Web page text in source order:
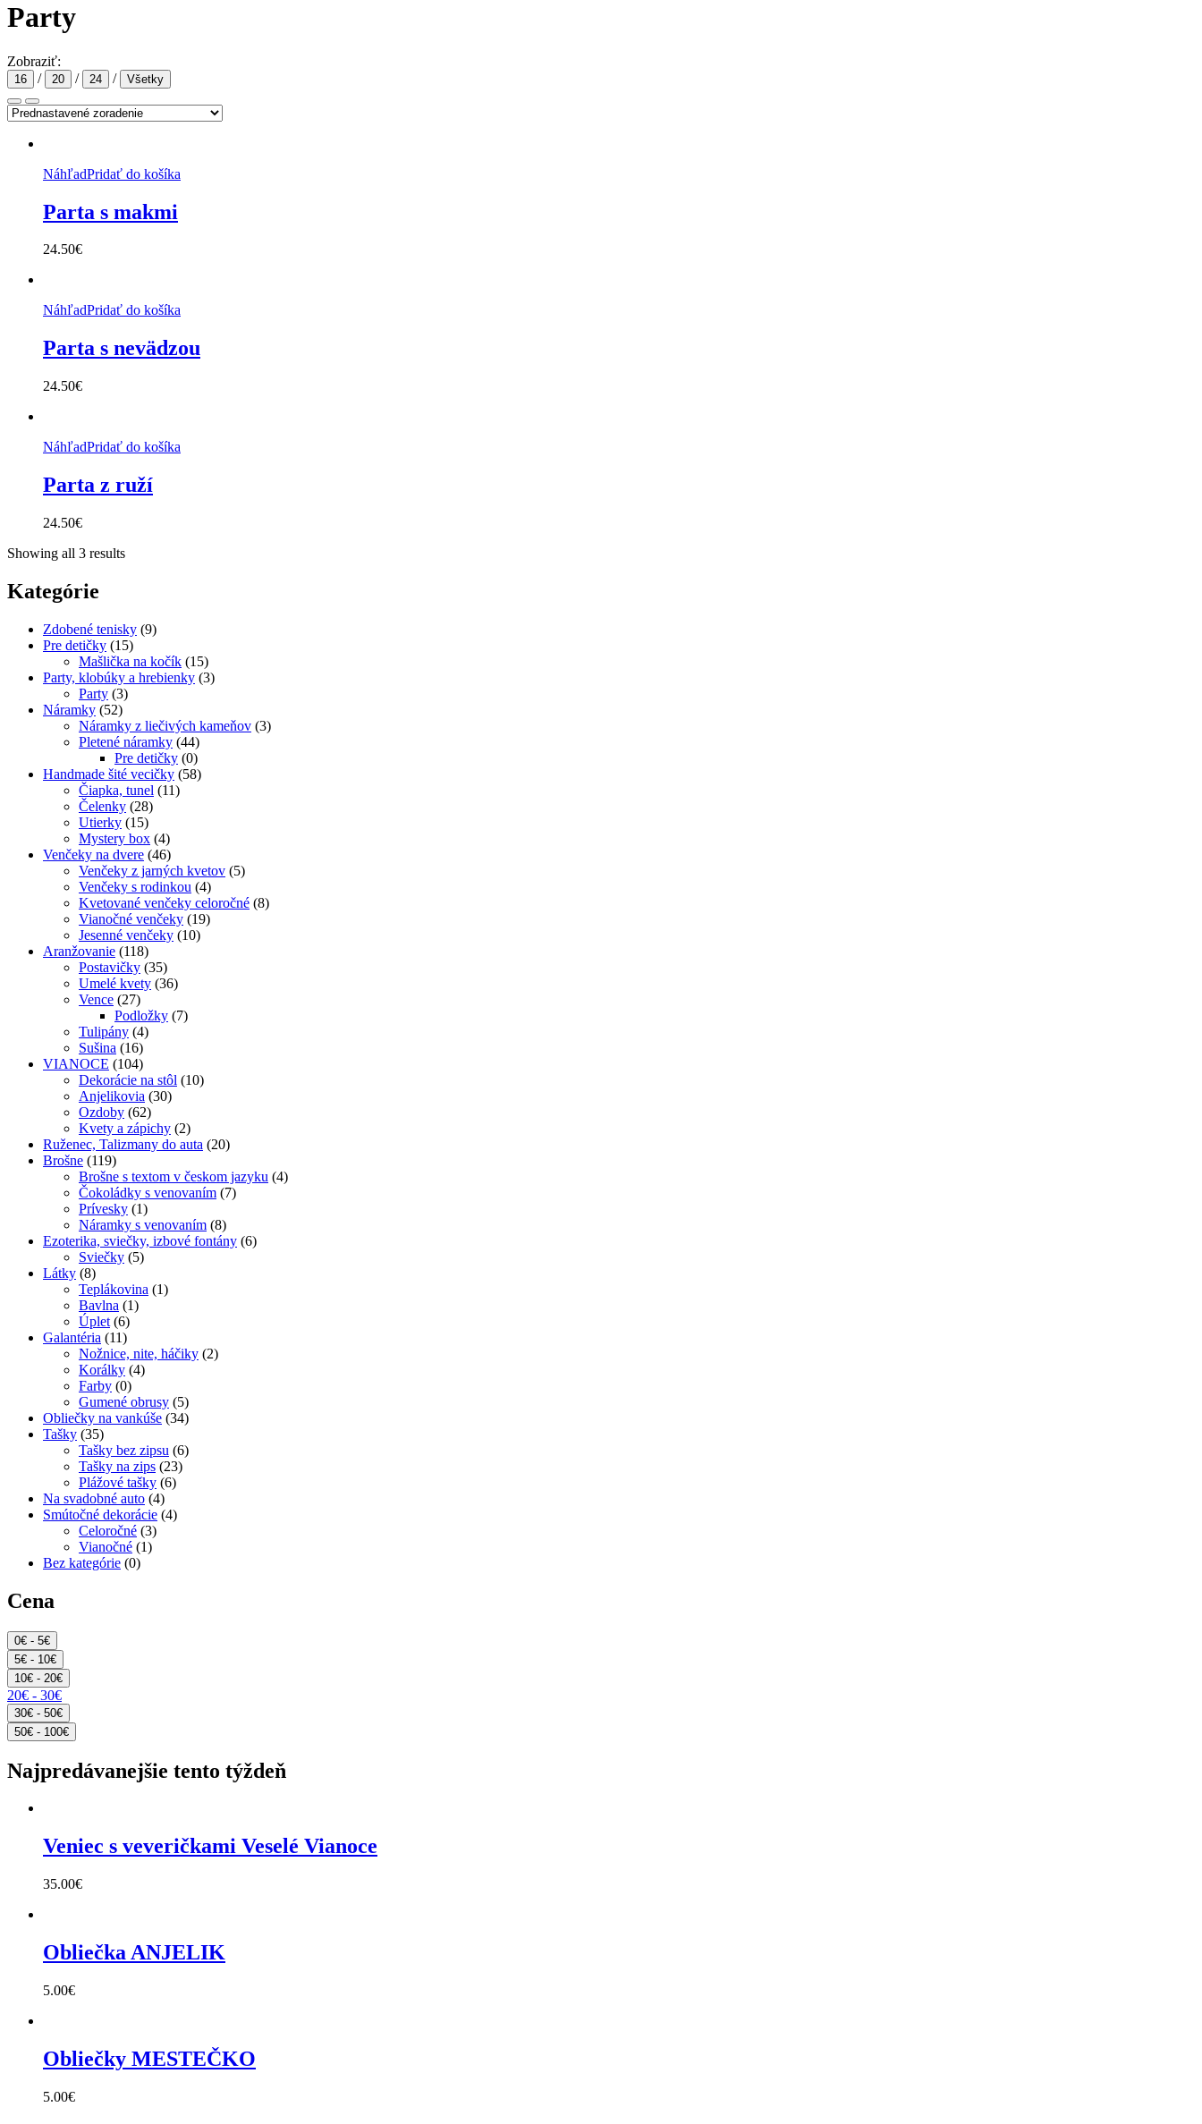
Party
Zobraziť:
16 / 20 / 24 / Všetky
NáhľadPridať do košíka
Parta s makmi
24.50€
NáhľadPridať do košíka
Parta s nevädzou
24.50€
NáhľadPridať do košíka
Parta z ruží
24.50€
Showing all 3 results
Kategórie
Zdobené tenisky (9)
Pre detičky (15)
Mašlička na kočík (15)
Party, klobúky a hrebienky (3)
Party (3)
Náramky (52)
Náramky z liečivých kameňov (3)
Pletené náramky (44)
Pre detičky (0)
Handmade šité vecičky (58)
Čiapka, tunel (11)
Čelenky (28)
Utierky (15)
Mystery box (4)
Venčeky na dvere (46)
Venčeky z jarných kvetov (5)
Venčeky s rodinkou (4)
Kvetované venčeky celoročné (8)
Vianočné venčeky (19)
Jesenné venčeky (10)
Aranžovanie (118)
Postavičky (35)
Umelé kvety (36)
Vence (27)
Podložky (7)
Tulipány (4)
Sušina (16)
VIANOCE (104)
Dekorácie na stôl (10)
Anjelikovia (30)
Ozdoby (62)
Kvety a zápichy (2)
Ruženec, Talizmany do auta (20)
Brošne (119)
Brošne s textom v českom jazyku (4)
Čokoládky s venovaním (7)
Prívesky (1)
Náramky s venovaním (8)
Ezoterika, sviečky, izbové fontány (6)
Sviečky (5)
Látky (8)
Teplákovina (1)
Bavlna (1)
Úplet (6)
Galantéria (11)
Nožnice, nite, háčiky (2)
Korálky (4)
Farby (0)
Gumené obrusy (5)
Obliečky na vankúše (34)
Tašky (35)
Tašky bez zipsu (6)
Tašky na zips (23)
Plážové tašky (6)
Na svadobné auto (4)
Smútočné dekorácie (4)
Celoročné (3)
Vianočné (1)
Bez kategórie (0)
Cena
0€ - 5€
5€ - 10€
10€ - 20€
20€ - 30€
30€ - 50€
50€ - 100€
Najpredávanejšie tento týždeň
Veniec s veveričkami Veselé Vianoce
35.00€
Obliečka ANJELIK
5.00€
Obliečky MESTEČKO
5.00€